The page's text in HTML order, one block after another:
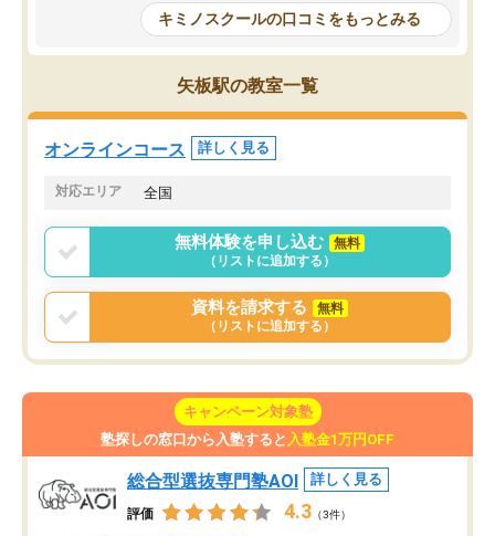
はなくなりました。
講師の方との距離も近く、親身なコー
チングのおかげで、停滞期もモチベー
ションを維持できました。「やらされ
る勉強」から「目標のための勉強」へ
意識が変わったことが、目標校への合
の仕方をコーチングして
ルなので、家での学習習
身につきました。結果と
た。自分から学ぶ姿勢を
キミノスクールの口コミをもっとみる
矢板駅の教室一覧
オンラインコース 詳しく見る
対応エリア 全国
無料体験を申し込む
無料
（リストに追加する）
資料を請求する
無料
（リストに追加する）
キャンペーン対象塾
塾探しの窓口から入塾すると 入塾金1万円OFF
総合型選抜専門塾AOI 詳しく見る
評価 4.3 （3件）